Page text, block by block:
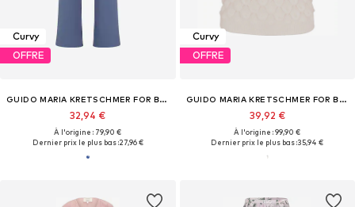
Curvy
OFFRE
GUIDO MARIA KRETSCHMER FOR BRIDGERTON
32,94 €
À l'origine : 79,90 €
Dernier prix le plus bas :27,96 €
Curvy
OFFRE
GUIDO MARIA KRETSCHMER FOR BRIDGERTON
39,92 €
À l'origine : 99,90 €
Dernier prix le plus bas :35,94 €